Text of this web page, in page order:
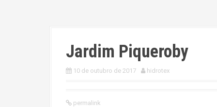
Jardim Piqueroby
10 de outubro de 2017 hidrotex
permalink